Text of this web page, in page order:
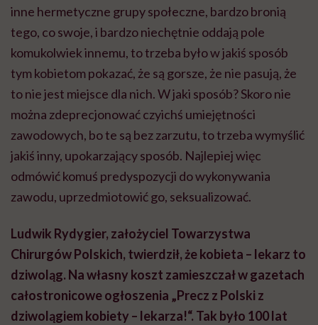
inne hermetyczne grupy społeczne, bardzo bronią
tego, co swoje, i bardzo niechętnie oddają pole
komukolwiek innemu, to trzeba było w jakiś sposób
tym kobietom pokazać, że są gorsze, że nie pasują, że
to nie jest miejsce dla nich. W jaki sposób? Skoro nie
można zdeprecjonować czyichś umiejętności
zawodowych, bo te są bez zarzutu, to trzeba wymyślić
jakiś inny, upokarzający sposób. Najlepiej więc
odmówić komuś predyspozycji do wykonywania
zawodu, uprzedmiotowić go, seksualizować.
Ludwik Rydygier, założyciel Towarzystwa
Chirurgów Polskich, twierdził, że kobieta – lekarz to
dziwoląg. Na własny koszt zamieszczał w gazetach
całostronicowe ogłoszenia „Precz z Polski z
dziwolągiem kobiety – lekarza!“. Tak było 100 lat